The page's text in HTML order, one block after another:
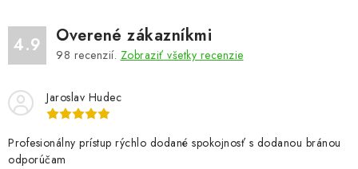
4.9 Overené zákazníkmi
98 recenzií. Zobraziť všetky recenzie
Jaroslav Hudec
Profesionálny prístup rýchlo dodané spokojnosť s dodanou bránou
odporúčam